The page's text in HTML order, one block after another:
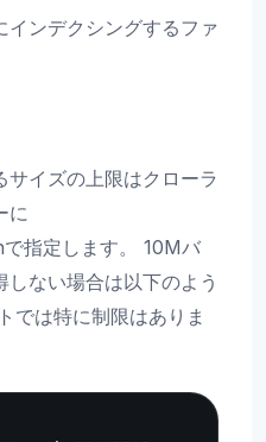
インデクシングするファ
サイズの上限はクローラ
に
指定します。 10Mバ
ない場合は以下のよう
では特に制限はありま